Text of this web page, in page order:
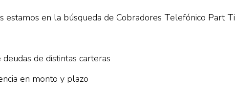
estamos en la búsqueda de Cobradores Telefónico Part
de distintas carteras
en monto y plazo